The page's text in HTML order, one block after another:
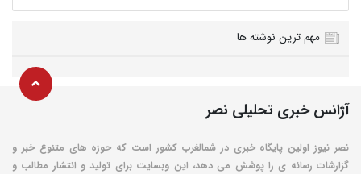
مهم ترین نوشته ها
آژانس خبری تحلیلی نصر
نصر نیوز اولین پایگاه خبری در شمالغرب کشور است که حوزه های متنوع خبر و
گزارشات رسانه ی را پوشش می دهد، این وبسایت برای تولید و انتشار مطالب و